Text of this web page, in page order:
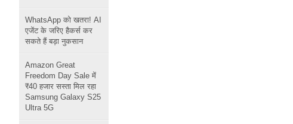
WhatsApp को खतरा! AI
एजेंट के जरिए हैकर्स कर
सकते हैं बड़ा नुकसान
Amazon Great
Freedom Day Sale में
₹40 हजार सस्ता मिल रहा
Samsung Galaxy S25
Ultra 5G